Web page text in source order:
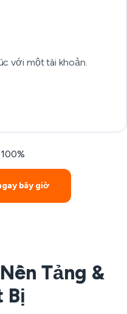
với một tài khoản.
bây giờ
Tảng &
Bị